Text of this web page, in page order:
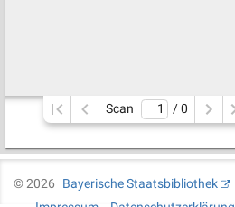
Scan / 0
©2026
Bayerische Staatsbibliothek